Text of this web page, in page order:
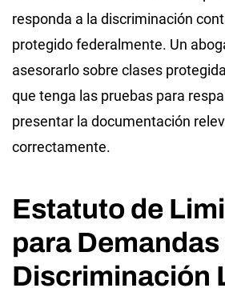
responda a la discriminación
protegido federalmente. Un
asesorarlo sobre clases
que tenga las pruebas para
presentar la documentación
correctamente.
Estatuto de
para
Discriminación